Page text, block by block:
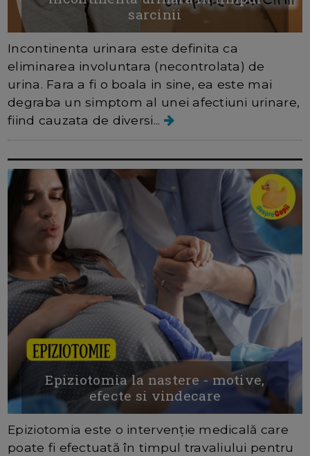
sarcinii
Incontinenta urinara este definita ca
eliminarea involuntara (necontrolata) de
urina. Fara a fi o boala in sine, ea este mai
degraba un simptom al unei afectiuni urinare,
fiind cauzata de diversi...
Epiziotomia la nastere - motive,
efecte si vindecare
Epiziotomia este o intervenție medicală care
poate fi efectuată în timpul travaliului pentru